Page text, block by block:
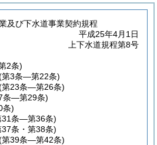
及び下水道事業契約規程
平成25年4月1日
上下水道規程第8号
2条)
第3条―第22条)
第23条―第26条)
条―第29条)
条)
31条―第36条)
37条・第38条)
第39条―第42条)